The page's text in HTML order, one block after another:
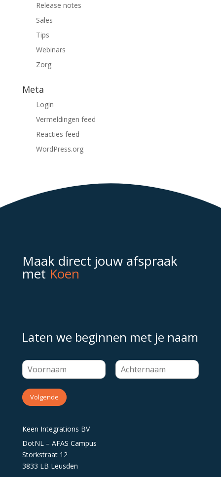
Release notes
Sales
Tips
Webinars
Zorg
Meta
Login
Vermeldingen feed
Reacties feed
WordPress.org
Maak direct jouw afspraak
met Koen
Laten we beginnen met je naam
Volgende
Keen Integrations BV
DotNL – AFAS Campus
Storkstraat 12
3833 LB Leusden